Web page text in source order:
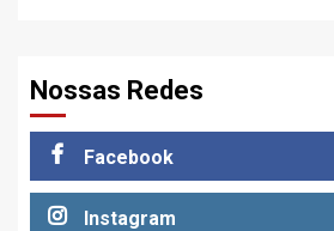
Nossas Redes
Facebook
Instagram